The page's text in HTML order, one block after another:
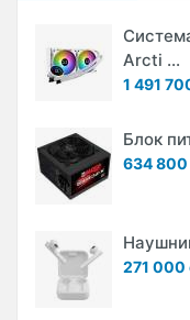
Arcti ...
1 491
Блок
634 800
271 000